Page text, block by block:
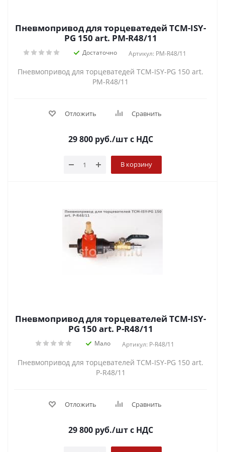
Пневмопривод для торцеватедей TCM-ISY-
PG 150 art. PM-R48/11
Достаточно Артикул: PM-R48/11
Пневмопривод для торцеватедей TCM-ISY-PG 150 art.
PM-R48/11
Отложить Сравнить
29 800 руб./штс НДС
В корзину
Пневмопривод для торцевателей TCM-ISY-
PG 150 art. P-R48/11
Мало Артикул: P-R48/11
Пневмопривод для торцевателей TCM-ISY-PG 150 art.
P-R48/11
Отложить Сравнить
29 800 руб./штс НДС